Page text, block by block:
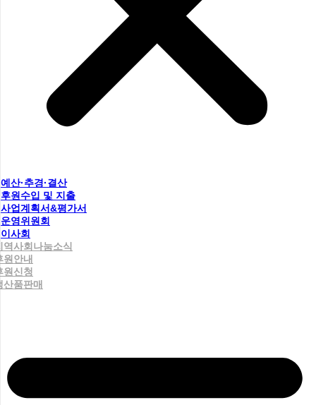
예산·추경·결산
후원수입 및 지출
사업계획서&평가서
운영위원회
이사회
역사회나눔소식
원안내
원신청
산품판매